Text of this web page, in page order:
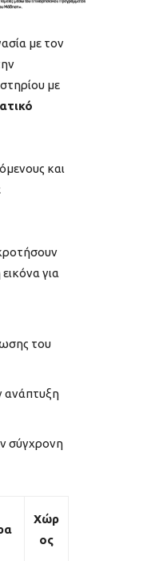
με τον
με
και
για
του
ανάπτυξη
σύγχρονη
Χώρ
ος